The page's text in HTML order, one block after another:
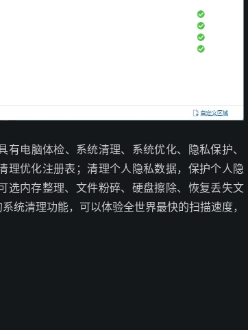
电脑体检、系统清理、系统优化、隐私保护、
理优化注册表；清理个人隐私数据，保护个人隐
选内存整理、文件粉碎、硬盘擦除、恢复丢失文
统清理功能，可以体验全世界最快的扫描速度，